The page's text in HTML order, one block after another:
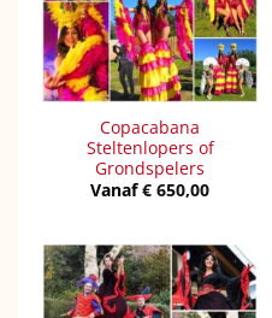
Copacabana
Steltenlopers of
Grondspelers
Vanaf€ 650,00